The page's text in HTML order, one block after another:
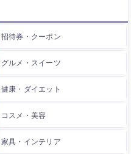
招待券・クーポン
グルメ・スイーツ
健康・ダイエット
コスメ・美容
家具・インテリア